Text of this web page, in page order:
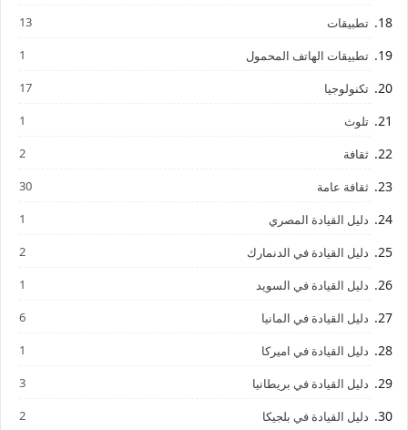
تطبيقات 13
تطبيقات الهاتف المحمول 1
تكنولوجيا 17
تلوث 1
ثقافة 2
ثقافة عامة 30
دليل القيادة المصري 1
دليل القيادة في الدنمارك 2
دليل القيادة في السويد 1
دليل القيادة في المانيا 6
دليل القيادة في اميركا 1
دليل القيادة في بريطانيا 3
دليل القيادة في بلجيكا 2